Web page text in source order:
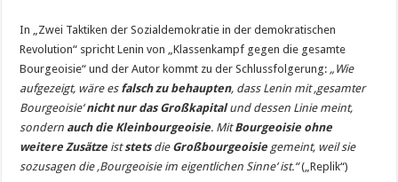
In „Zwei Taktiken der Sozialdemokratie in der demokratischen
Revolution“ spricht Lenin von „Klassenkampf gegen die gesamte
Bourgeoisie“ und der Autor kommt zu der Schlussfolgerung: „Wie
aufgezeigt, wäre es falsch zu behaupten, dass Lenin mit ‚gesamter
Bourgeoisie‘nicht nur das Großkapitalund dessen Linie meint,
sondern auch die Kleinbourgeoisie. MitBourgeoisie ohne
weitere Zusätze iststets die Großbourgeoisie gemeint, weil sie
sozusagen die ‚Bourgeoisie im eigentlichen Sinne‘ ist.“(„Replik“)